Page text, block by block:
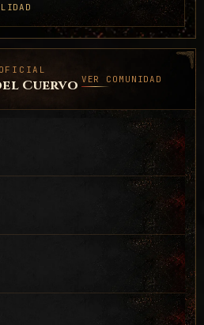
Cuervo VER COMUNIDAD